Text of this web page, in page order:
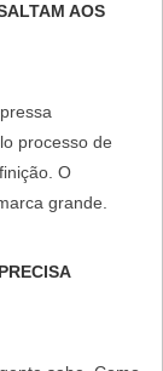
AOS
processo de
O
grande.